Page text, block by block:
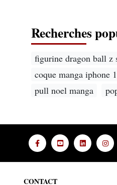
Recherches
figurine dragon ball z
coque manga iphone
pull noel manga
CONTACT